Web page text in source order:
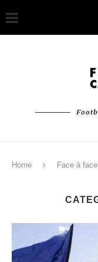
Home Face à face